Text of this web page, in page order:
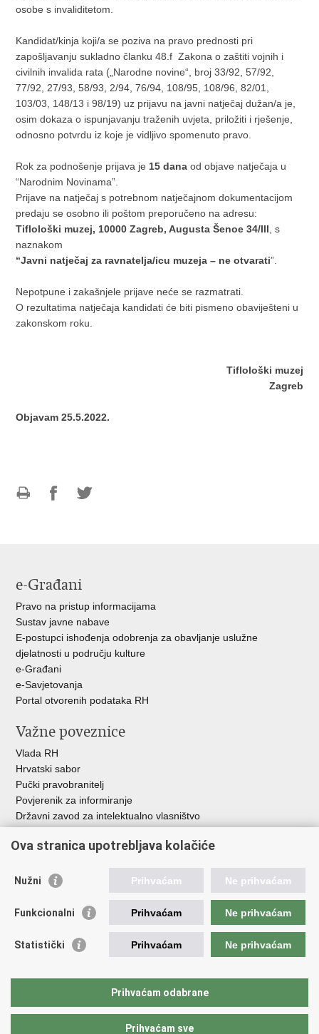
osobe s invaliditetom.
Kandidat/kinja koji/a se poziva na pravo prednosti pri
zapošljavanju sukladno članku 48.f Zakona o zaštiti vojnih i
civilnih invalida rata („Narodne novine“, broj 33/92, 57/92,
77/92, 27/93, 58/93, 2/94, 76/94, 108/95, 108/96, 82/01,
103/03, 148/13 i 98/19) uz prijavu na javni natječaj dužan/a je,
osim dokaza o ispunjavanju traženih uvjeta, priložiti i rješenje,
odnosno potvrdu iz koje je vidljivo spomenuto pravo.
Rok za podnošenje prijava je 15 dana od objave natječaja u
“Narodnim Novinama”.
Prijave na natječaj s potrebnom natječajnom dokumentacijom
predaju se osobno ili poštom preporučeno na adresu:
Tiflološki muzej, 10000 Zagreb, Augusta Šenoe 34/III , s
naznakom
“Javni natječaj za ravnatelja/icu muzeja – ne otvarati”.
Nepotpune i zakašnjele prijave neće se razmatrati.
O rezultatima natječaja kandidati će biti pismeno obaviješteni u
zakonskom roku.
Tiflološki muzej
Zagreb
Objavam 25.5.2022.
e-Građani
Pravo na pristup informacijama
Sustav javne nabave
E-postupci ishođenja odobrenja za obavljanje uslužne
djelatnosti u području kulture
e-Građani
e-Savjetovanja
Portal otvorenih podataka RH
Važne poveznice
Vlada RH
Hrvatski sabor
Pučki pravobranitelj
Povjerenik za informiranje
Državni zavod za intelektualno vlasništvo
HAKOM
Ostale poveznice
Hrvatski audiovizualni centar
Creative Europe
EU National Institutes for Culture
Međunarodni centar za podvodnu arheologiju u Zadru (MCPA)
Ova stranica upotrebljava kolačiće
Nužni Prihvaćam Ne prihvaćam
Funkcionalni Prihvaćam Ne prihvaćam
Statistički Prihvaćam Ne prihvaćam
Prihvaćam odabrane
Prihvaćam sve